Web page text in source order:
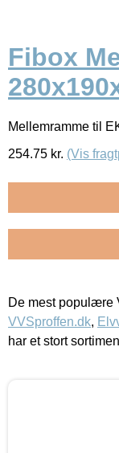
Fibox
Mellemramme til
254.75 kr. (Vis
De mest populære
VVSproffen.dk,
har et stort